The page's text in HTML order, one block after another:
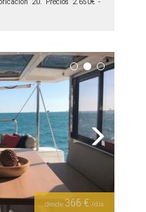
20. Precios 2.650€ -
ver detalles >>
Next
desde 366 € /día